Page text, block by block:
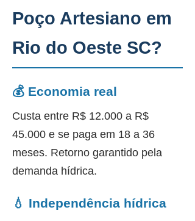
Poço Artesiano em
Rio do Oeste SC?
💰 Economia real
Custa entre R$ 12.000 a R$
45.000 e se paga em 18 a 36
meses. Retorno garantido pela
demanda hídrica.
💧 Independência hídrica